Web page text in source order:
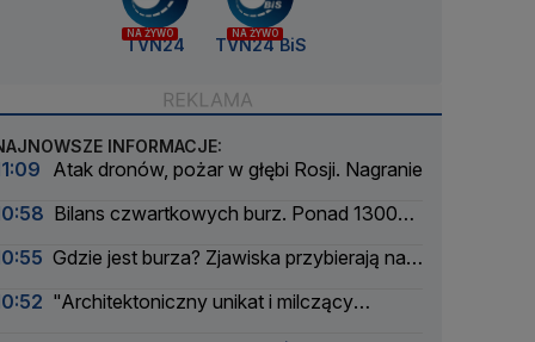
NA ŻYWO
TVN24
NA ŻYWO
TVN24 BiS
INFORMACJE:
Atak dronów, pożar w głębi Rosji. Nagranie
Bilans czwartkowych burz. Ponad 1300
Gdzie jest burza? Zjawiska przybierają na
"Architektoniczny unikat i milczący